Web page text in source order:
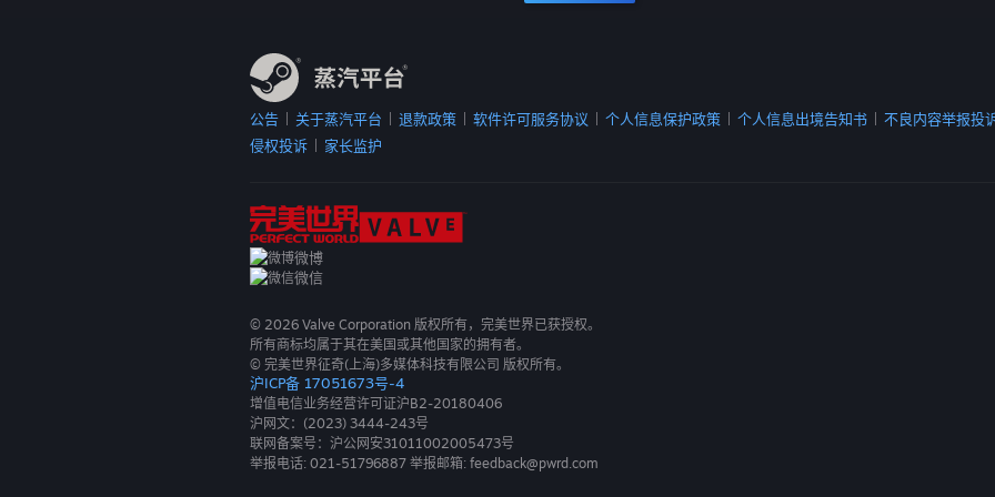
公告 关于蒸汽平台 退款政策 软件许可服务协议 个人信息保护政策 个人信息出境告知书
不良内容举报投
侵权投诉
家长监护
微博
微信
© 2026 Valve Corporation 版权所有，完美世界已获授权。
所有商标均属于其在美国或其他国家的拥有者。
© 完美世界征奇(上海)多媒体科技有限公司 版权所有。
沪ICP备 17051673号-4
增值电信业务经营许可证沪B2-20180406
沪网文：(2023) 3444-243号
联网备案号：沪公网安31011002005473号
举报电话: 021-51796887 举报邮箱: feedback@pwrd.com